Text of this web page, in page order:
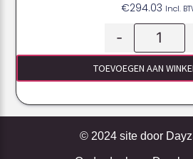
€294.03 Incl.
-
TOEVOEGEN AAN
© 2024 site door